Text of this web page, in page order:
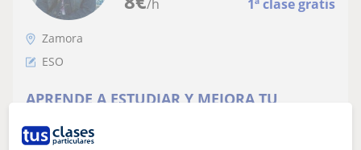
/h 1ª clase gratis
Zamora
ESO
APRENDE A ESTUDIAR Y MEJORA TU
TÉCNICAS DE ESTUDIO Y APOYO ESCOLAR.